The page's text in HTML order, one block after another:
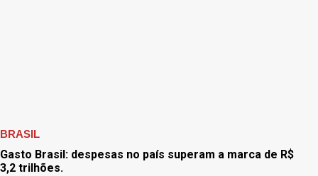
BRASIL
Gasto Brasil: despesas no país superam a marca de R$
3,2 trilhões.